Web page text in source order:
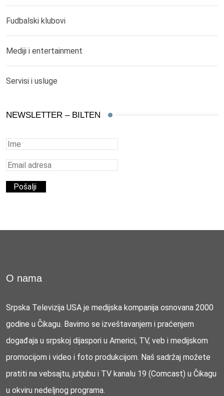
Fudbalski klubovi
Mediji i entertainment
Servisi i usluge
NEWSLETTER – BILTEN
O nama
Srpska Televizija USA je medijska kompanija osnovana 2000
godine u Čikagu. Bavimo se izveštavanjem i praćenjem
događaja u srpskoj dijaspori u Americi, TV, veb i medijskom
promocijom i video i foto produkcijom. Naš sadržaj možete
pratiti na vebsajtu, jutjubu i TV kanalu 19 (Comcast) u Čikagu
u okviru nedeljnog programa.